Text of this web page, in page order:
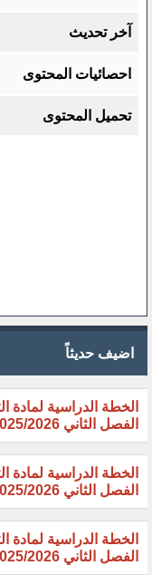
آخر تحديث
احصائيات المحتوى
تحميل المحتوى
اضيف حديثاً
الخطة الدراسية لمادة
الفصل الثاني 2025/2026م
الخطة الدراسية لمادة
الفصل الثاني 2025/2026م
الخطة الدراسية لمادة
الفصل الثاني 2025/2026م